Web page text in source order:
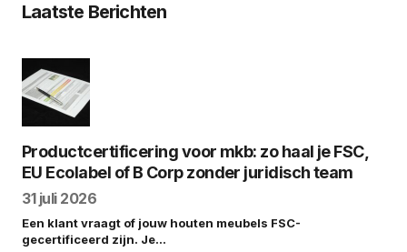
Laatste Berichten
Productcertificering voor mkb: zo haal je FSC,
EU Ecolabel of B Corp zonder juridisch team
31 juli 2026
Een klant vraagt of jouw houten meubels FSC-
gecertificeerd zijn. Je…